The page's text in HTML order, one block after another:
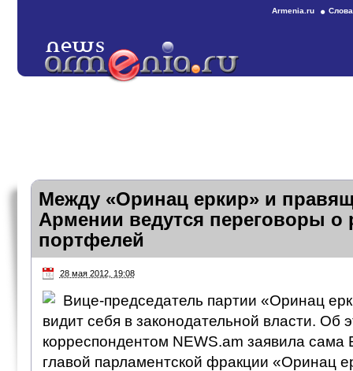
Armenia.ru
Между «Оринац еркир» и
Армении ведутся переговоры о
портфелей
28 мая 2012, 19:08
Вице-председатель партии «Оринац
видит себя в законодательной власти. Об
корреспондентом NEWS.am заявила сама
главой парламентской фракции «Оринац